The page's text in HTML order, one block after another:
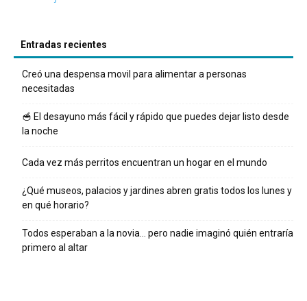
Entradas recientes
Creó una despensa movil para alimentar a personas
necesitadas
🥣 El desayuno más fácil y rápido que puedes dejar listo desde
la noche
Cada vez más perritos encuentran un hogar en el mundo
¿Qué museos, palacios y jardines abren gratis todos los lunes y
en qué horario?
Todos esperaban a la novia… pero nadie imaginó quién entraría
primero al altar